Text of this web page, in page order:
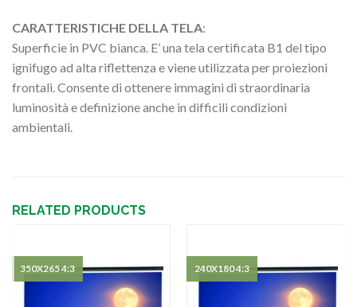
CARATTERISTICHE DELLA TELA:
Superficie in PVC bianca. E’ una tela certificata B1 del tipo
ignifugo ad alta riflettenza e viene utilizzata per proiezioni
frontali. Consente di ottenere immagini di straordinaria
luminosità e definizione anche in difficili condizioni
ambientali.
RELATED PRODUCTS
350X265 4:3 240X180 4:3